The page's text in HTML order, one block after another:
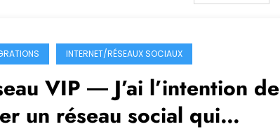
INTERNET/RÉSEAUX SOCIAUX
VIP ― J’ai l’intention de
un réseau social qui